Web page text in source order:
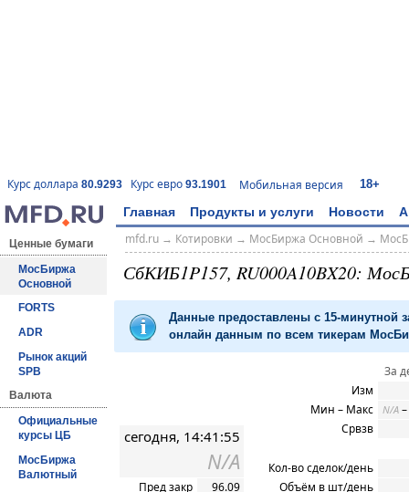
Курс доллара 80.9293 Курс евро 93.1901 Мобильная версия 18+
Главная Продукты и услуги Новости
Ценные бумаги
МосБиржа
Основной
FORTS
ADR
Рынок акций
SPB
Валюта
Официальные
курсы ЦБ
МосБиржа
Валютный
mfd.ru→ Котировки → МосБиржа Основной →
СбКИБ1P157, RU000A10BX20:
Данные предоставлены с 15-минутной
онлайн данным по всем тикерам
сегодня, 14:41:55
N/A
Пред закр
96.09
За
Изм
Мин – Макс
N/A –
Срвзв
Кол-во сделок/день
Объём в шт/день